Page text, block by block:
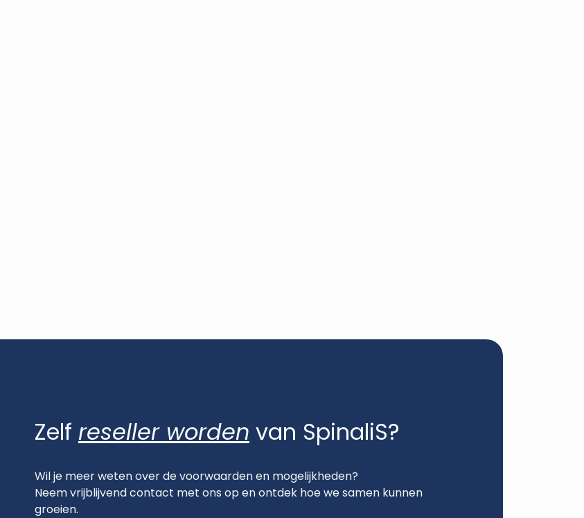
Zelf reseller worden van SpinaliS?
Wil je meer weten over de voorwaarden en mogelijkheden?
Neem vrijblijvend contact met ons op en ontdek hoe we samen kunnen
groeien.